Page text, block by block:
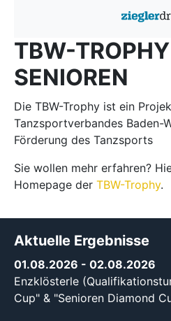
TBW-
SENIOREN
Die TBW-Trophy ist ein
Tanzsportverbandes Baden-
Förderung des Tanzsports
Sie wollen mehr erfahren?
Homepage der TBW-Trophy.
Aktuelle Ergebnisse
01.08.2026 - 02.08.2026
Enzklösterle
Cup" & "Senioren Diamond